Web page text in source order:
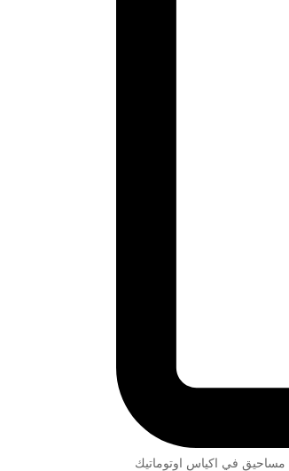
مساحيق في اكياس اوتوماتيك